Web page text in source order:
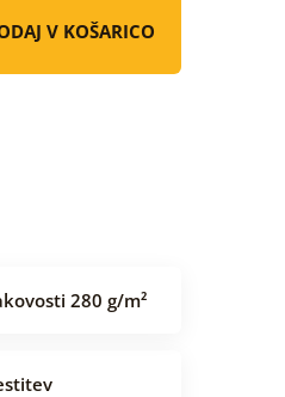
V KOŠARICO
280 g/m²